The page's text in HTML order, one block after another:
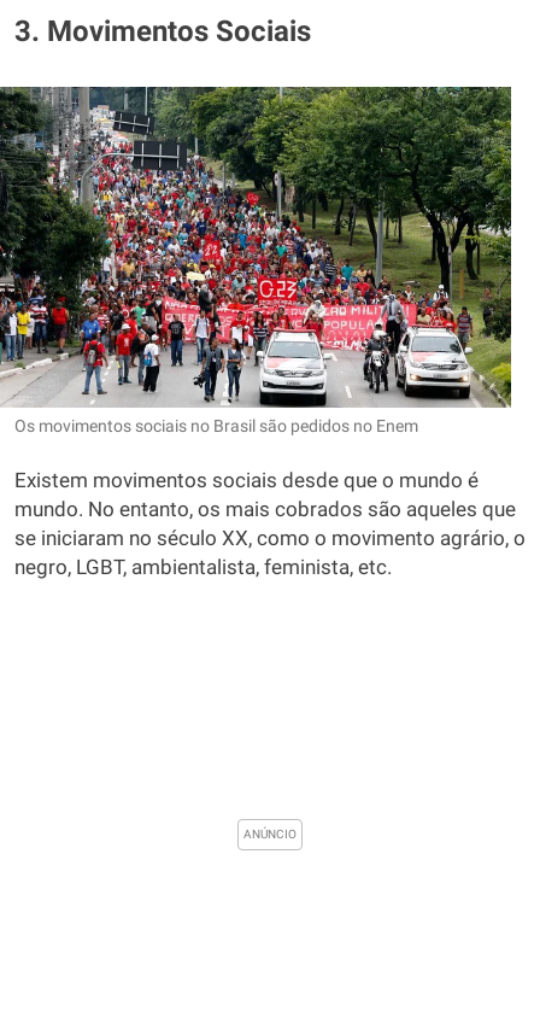
3. Movimentos Sociais
Os movimentos sociais no Brasil são pedidos no Enem
Existem movimentos sociais desde que o mundo é
mundo. No entanto, os mais cobrados são aqueles que
se iniciaram no século XX, como o movimento agrário, o
negro, LGBT, ambientalista, feminista, etc.